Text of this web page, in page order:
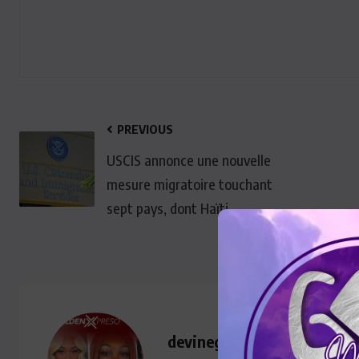
PREVIOUS
USCIS annonce une nouvelle
mesure migratoire touchant
sept pays, dont Haïti